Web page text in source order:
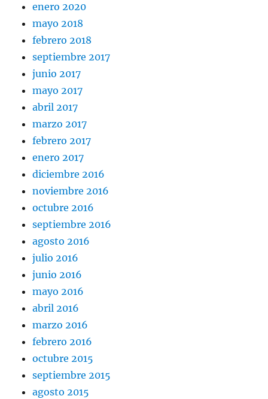
enero 2020
mayo 2018
febrero 2018
septiembre 2017
junio 2017
mayo 2017
abril 2017
marzo 2017
febrero 2017
enero 2017
diciembre 2016
noviembre 2016
octubre 2016
septiembre 2016
agosto 2016
julio 2016
junio 2016
mayo 2016
abril 2016
marzo 2016
febrero 2016
octubre 2015
septiembre 2015
agosto 2015